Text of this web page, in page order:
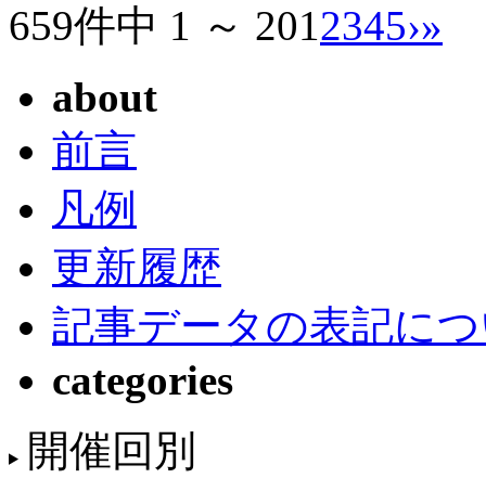
659件中 1 ～ 2012345›»
about
前言
凡例
更新履歴
記事データの表記に
categories
開催回別